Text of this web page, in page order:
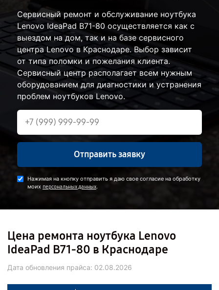
Сервисный ремонт и обслуживание ноутбука
Lenovo IdeaPad B71-80 осуществляется как с
выездом на дом, так и на базе сервисного
центра Lenovo в Краснодаре. Выбор зависит
от типа поломки и пожелания клиента.
Сервисный центр располагает всем нужным
оборудованием для диагностики и устранения
проблем ноутбуков Lenovo.
Отправить заявку
Нажимая на кнопку отправить я даю свое согласие на обработку
моих персональных данных.
Цена ремонта ноутбука Lenovo
IdeaPad B71-80 в Краснодаре
Дата обновления прайса: 02.08.2026